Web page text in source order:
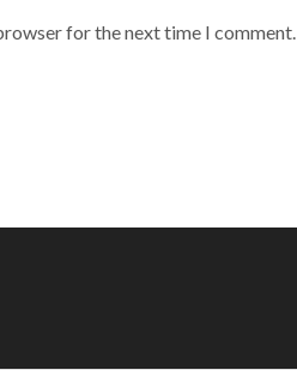
for the next time I comment.